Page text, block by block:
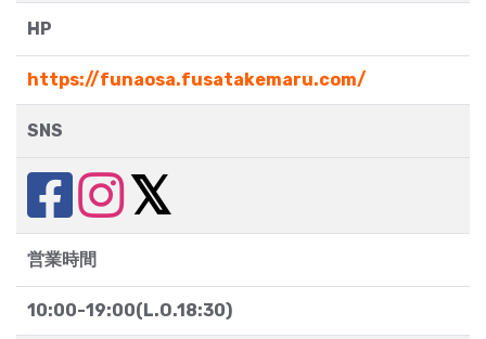
HP
https://funaosa.fusatakemaru.com/
SNS
営業時間
10:00-19:00(L.O.18:30)